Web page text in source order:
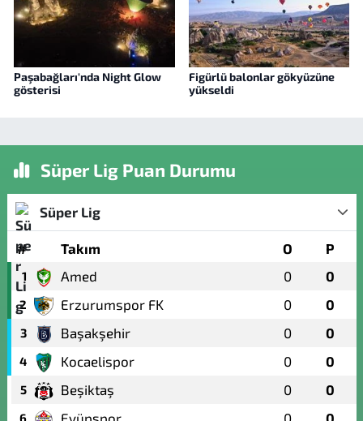
Paşabağları'nda Night Glow
gösterisi
Figürlü balonlar gökyüzüne
yükseldi
Süper Lig Puan Durumu
Süper Lig
# Takım O P
1 Amed 0 0
2 Erzurumspor FK 0 0
3 Başakşehir 0 0
4 Kocaelispor 0 0
5 Beşiktaş 0 0
6 Eyüpspor 0 0